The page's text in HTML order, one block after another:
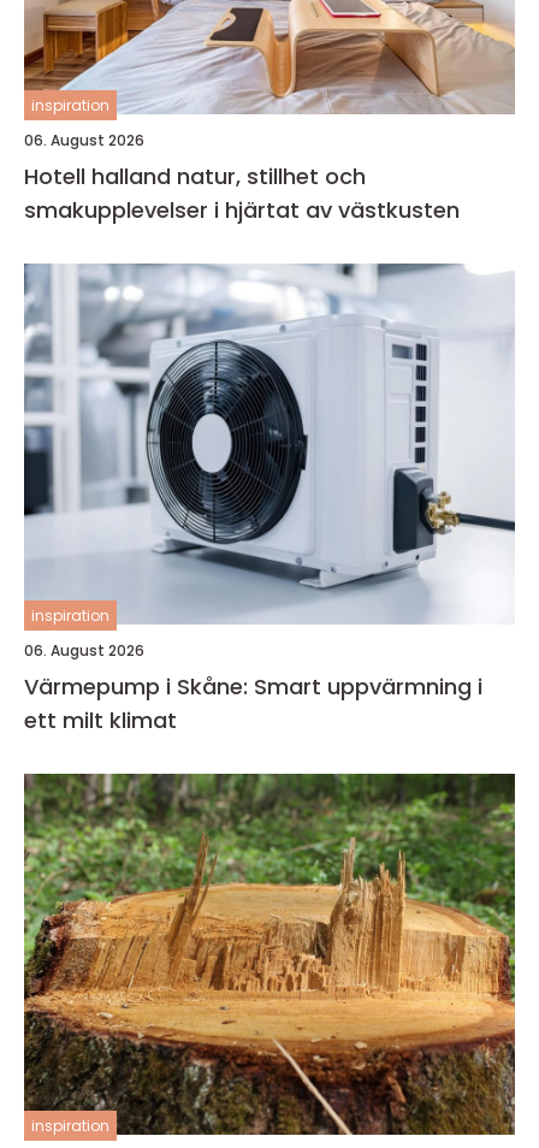
inspiration
06. August 2026
Hotell halland natur, stillhet och
smakupplevelser i hjärtat av västkusten
inspiration
06. August 2026
Värmepump i Skåne: Smart uppvärmning i
ett milt klimat
inspiration